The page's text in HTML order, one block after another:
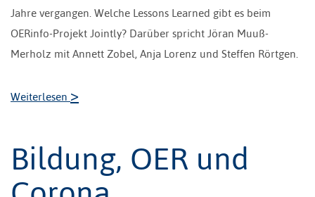
Jahre vergangen. Welche Lessons Learned gibt es beim
OERinfo-Projekt Jointly? Darüber spricht Jöran Muuß-
Merholz mit Annett Zobel, Anja Lorenz und Steffen Rörtgen.
Weiterlesen >
Bildung, OER und